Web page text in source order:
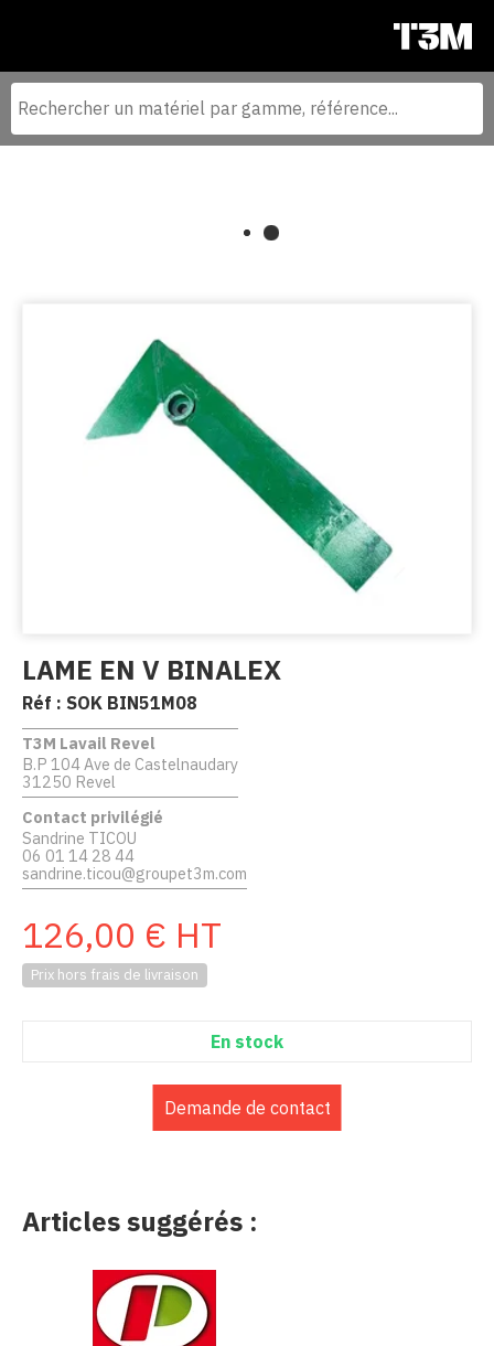
LAME EN V BINALEX
Réf : SOK BIN51M08
T3M Lavail Revel
B.P 104 Ave de Castelnaudary
31250 Revel
Contact privilégié
Sandrine TICOU
06 01 14 28 44
sandrine.ticou@groupet3m.com
126,00 € HT
Prix hors frais de livraison
En stock
Demande de contact
Articles suggérés :